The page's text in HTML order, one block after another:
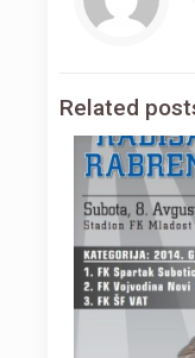
Related